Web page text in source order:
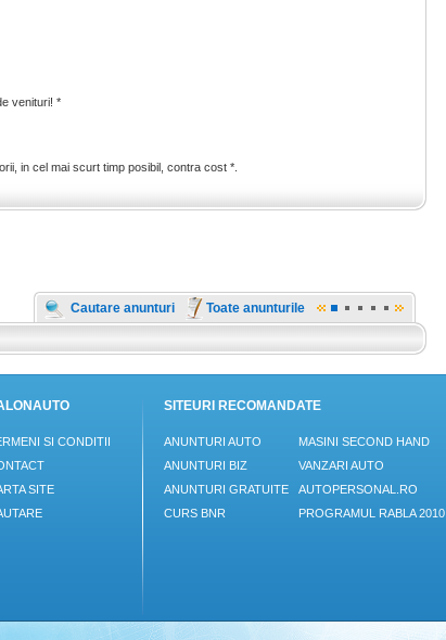
venituri! *
in cel mai scurt timp posibil, contra cost *.
Cautare anunturi Toate anunturile
SI CONDITII
SITE
SITEURI RECOMANDATE
ANUNTURI AUTO
ANUNTURI BIZ
ANUNTURI GRATUITE
CURS BNR
MASINI SECOND HAND
VANZARI AUTO
AUTOPERSONAL.RO
PROGRAMUL RABLA 2010